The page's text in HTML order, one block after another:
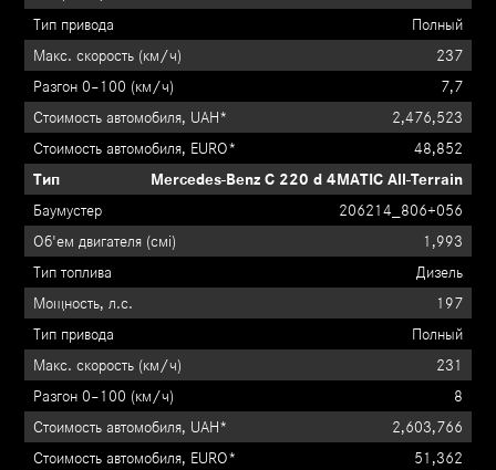
Полный
237
7,7
2,476,523
48,852
Mercedes-Benz C 220 d 4MATIC All-Terrain
206214_806+056
1,993
Дизель
197
Полный
231
8
2,603,766
51,362